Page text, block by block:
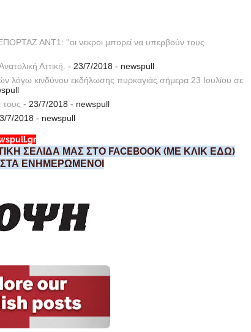
ΑΝΤ1: ''οι νεκροι μπορεί να υπερβούν τους
Αττική. - 23/7/2018 - newspull
λόγω κινδύνου εκδήλωσης πυρκαγιάς σήμερα 23 Ιουλίου σε
τους - 23/7/2018 - newspull
7/2018 - newspull
ΣΕΛΙΔΑ ΜΑΣ ΣΤΟ FACEBOOK (ΜΕ ΚΛΙΚ ΕΔΩ)
ΕΝΗΜΕΡΩΜΕΝΟΙ